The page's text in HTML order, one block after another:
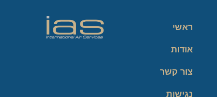
ראשי
אודות
צור קשר
נגישות